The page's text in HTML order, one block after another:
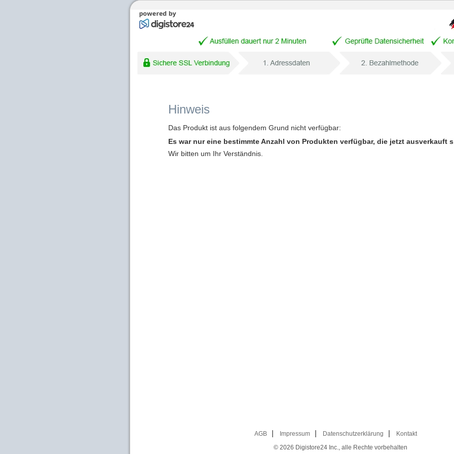
Hinweis
Das Produkt ist aus folgendem Grund nicht verfügbar:
Es war nur eine bestimmte Anzahl von Produkten verfügbar, die jetzt ausverkauft
Wir bitten um Ihr Verständnis.
AGB Impressum Datenschutzerklärung
Kontakt
© 2026 Digistore24 Inc., alle Rechte vorbehalten